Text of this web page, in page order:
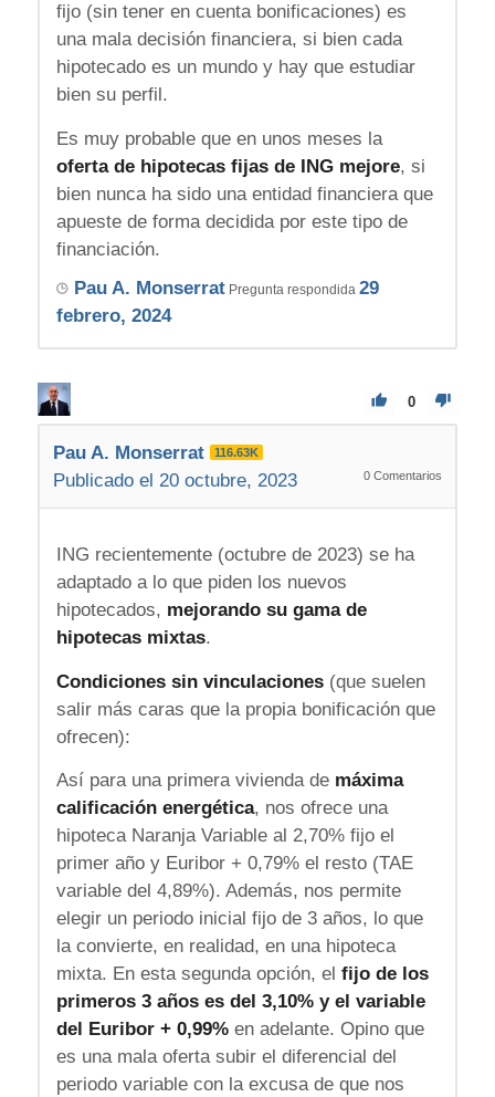
fijo (sin tener en cuenta bonificaciones) es
una mala decisión financiera, si bien cada
hipotecado es un mundo y hay que estudiar
bien su perfil.
Es muy probable que en unos meses la
oferta de hipotecas fijas de ING mejore, si
bien nunca ha sido una entidad financiera que
apueste de forma decidida por este tipo de
financiación.
Pau A. MonserratPregunta respondida 29
febrero, 2024
0
Pau A. Monserrat 116.63K
Publicado el 20 octubre, 2023 0 Comentarios
ING recientemente (octubre de 2023) se ha
adaptado a lo que piden los nuevos
hipotecados, mejorando su gama de
hipotecas mixtas.
Condiciones sin vinculaciones(que suelen
salir más caras que la propia bonificación que
ofrecen):
Así para una primera vivienda de máxima
calificación energética, nos ofrece una
hipoteca Naranja Variable al 2,70% fijo el
primer año y Euribor + 0,79% el resto (TAE
variable del 4,89%). Además, nos permite
elegir un periodo inicial fijo de 3 años, lo que
la convierte, en realidad, en una hipoteca
mixta. En esta segunda opción, el fijo de los
primeros 3 años es del 3,10% y el variable
del Euribor + 0,99%en adelante. Opino que
es una mala oferta subir el diferencial del
periodo variable con la excusa de que nos